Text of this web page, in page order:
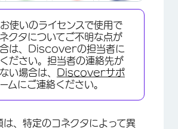
お使いのライセンスで使用で
クタについてご不明な点が
合は、Discoverの担当者に
ださい。担当者の連絡先が
い場合は、
Discoverサポ
ムにご連絡ください。
は、特定のコネクタによって異